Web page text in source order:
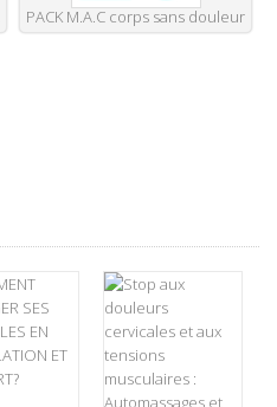
PACK M.A.C corps sans douleur